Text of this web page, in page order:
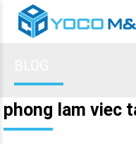
phong lam viec